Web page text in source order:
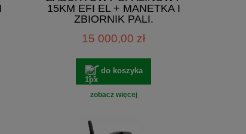
15KM EFI EL + MANETKA I
ZBIORNIK PALI.
15 000,00 zł
do koszyka
zobacz więcej